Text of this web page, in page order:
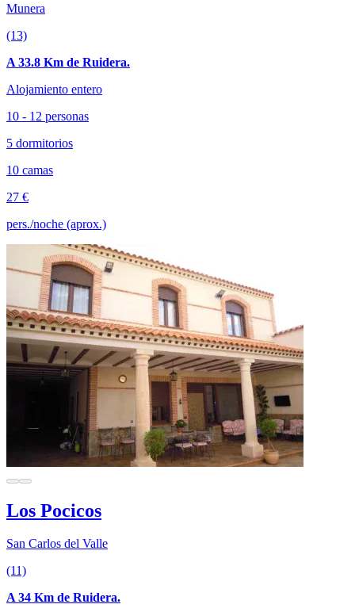
Munera
(13)
A 33.8 Km de Ruidera.
Alojamiento entero
10 - 12 personas
5 dormitorios
10 camas
27 €
pers./noche (aprox.)
Los Pocicos
San Carlos del Valle
(11)
A 34 Km de Ruidera.